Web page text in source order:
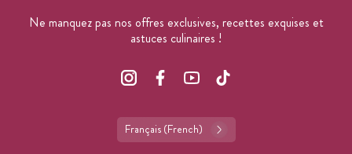
Ne manquez pas nos offres exclusives, recettes exquises et
astuces culinaires !
Français (French)